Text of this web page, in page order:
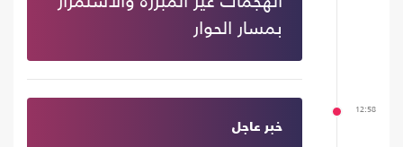
بمسار الحوار
12:58
خبر عاجل